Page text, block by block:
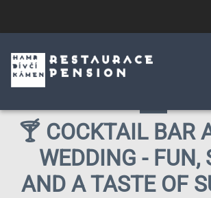
main
🍸 COCKTAIL BAR
WEDDING - FUN,
AND A TASTE OF